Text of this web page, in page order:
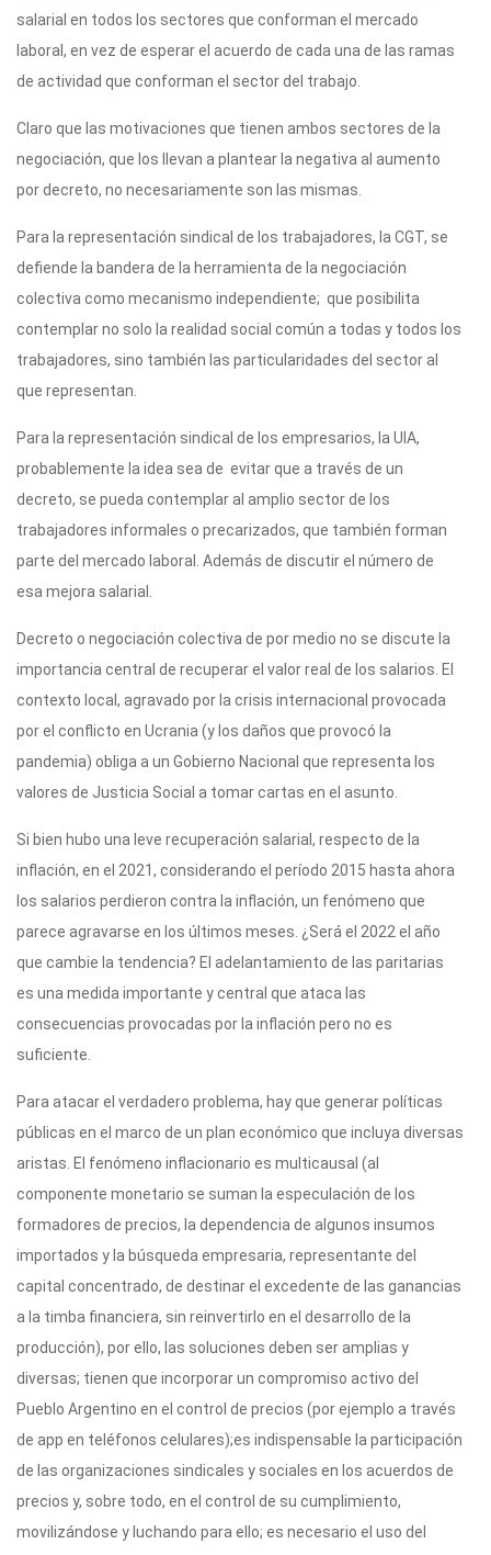
salarial en todos los sectores que conforman el mercado
laboral, en vez de esperar el acuerdo de cada una de las ramas
de actividad que conforman el sector del trabajo.
Claro que las motivaciones que tienen ambos sectores de la
negociación, que los llevan a plantear la negativa al aumento
por decreto, no necesariamente son las mismas.
Para la representación sindical de los trabajadores, la CGT, se
defiende la bandera de la herramienta de la negociación
colectiva como mecanismo independiente; que posibilita
contemplar no solo la realidad social común a todas y todos los
trabajadores, sino también las particularidades del sector al
que representan.
Para la representación sindical de los empresarios, la UIA,
probablemente la idea sea de evitar que a través de un
decreto, se pueda contemplar al amplio sector de los
trabajadores informales o precarizados, que también forman
parte del mercado laboral. Además de discutir el número de
esa mejora salarial.
Decreto o negociación colectiva de por medio no se discute la
importancia central de recuperar el valor real de los salarios. El
contexto local, agravado por la crisis internacional provocada
por el conflicto en Ucrania (y los daños que provocó la
pandemia) obliga a un Gobierno Nacional que representa los
valores de Justicia Social a tomar cartas en el asunto.
Si bien hubo una leve recuperación salarial, respecto de la
inflación, en el 2021, considerando el período 2015 hasta ahora
los salarios perdieron contra la inflación, un fenómeno que
parece agravarse en los últimos meses. ¿Será el 2022 el año
que cambie la tendencia? El adelantamiento de las paritarias
es una medida importante y central que ataca las
consecuencias provocadas por la inflación pero no es
suficiente.
Para atacar el verdadero problema, hay que generar políticas
públicas en el marco de un plan económico que incluya diversas
aristas. El fenómeno inflacionario es multicausal (al
componente monetario se suman la especulación de los
formadores de precios, la dependencia de algunos insumos
importados y la búsqueda empresaria, representante del
capital concentrado, de destinar el excedente de las ganancias
a la timba financiera, sin reinvertirlo en el desarrollo de la
producción), por ello, las soluciones deben ser amplias y
diversas; tienen que incorporar un compromiso activo del
Pueblo Argentino en el control de precios (por ejemplo a través
de app en teléfonos celulares);es indispensable la participación
de las organizaciones sindicales y sociales en los acuerdos de
precios y, sobre todo, en el control de su cumplimiento,
movilizándose y luchando para ello; es necesario el uso del